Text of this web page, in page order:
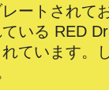
ートされて
いる RED
ています。